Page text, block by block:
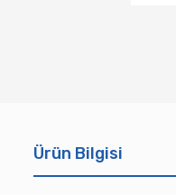
Ürün Bilgisi